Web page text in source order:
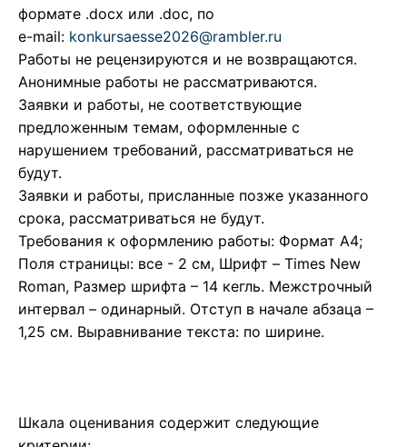
формате .docx или .doc, по
e-mail: konkursaesse2026@rambler.ru
Работы не рецензируются и не возвращаются.
Анонимные работы не рассматриваются.
Заявки и работы, не соответствующие
предложенным темам, оформленные с
нарушением требований, рассматриваться не
будут.
Заявки и работы, присланные позже указанного
срока, рассматриваться не будут.
Требования к оформлению работы: Формат А4;
Поля страницы: все - 2 см, Шрифт – Times New
Roman, Размер шрифта – 14 кегль. Межстрочный
интервал – одинарный. Отступ в начале абзаца –
1,25 см. Выравнивание текста: по ширине.
Шкала оценивания содержит следующие